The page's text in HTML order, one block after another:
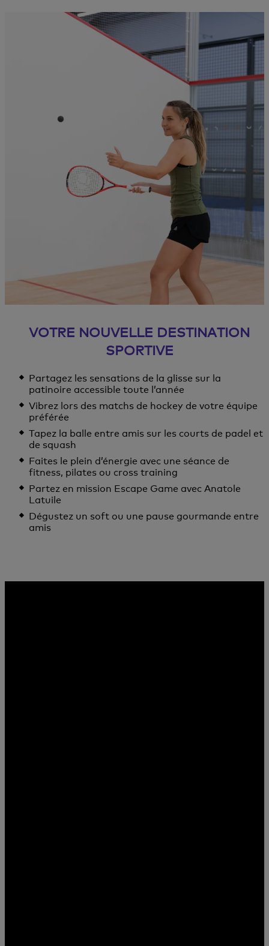
VOTRE NOUVELLE DESTINATION
SPORTIVE
Partagez les sensations de la glisse sur la
patinoire accessible toute l’année
Vibrez lors des matchs de hockey de votre équipe
préférée
Tapez la balle entre amis sur les courts de padel et
de squash
Faites le plein d’énergie avec une séance de
fitness, pilates ou cross training
Partez en mission Escape Game avec Anatole
Latuile
Dégustez un soft ou une pause gourmande entre
amis